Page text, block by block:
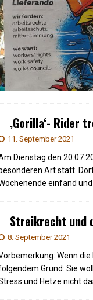
‚Gorilla‘- Rider
11. September 2021
Dienstag den
besonderen Art statt.
einfand
Streikrecht und
8. September 2021
Wenn
Grund: Sie
und Hetze nicht